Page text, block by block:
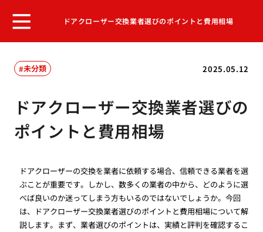
ドアクローザー交換業者選びのポイントと費用相場
2025.05.12
未分類
ドアクローザー交換業者選びの
ポイントと費用相場
ドアクローザーの交換を業者に依頼する場合、信頼できる業者を選
ぶことが重要です。しかし、数多くの業者の中から、どのように選
べば良いのか迷ってしまう方もいるのではないでしょうか。今回
は、ドアクローザー交換業者選びのポイントと費用相場について解
説します。まず、業者選びのポイントは、実績と評判を確認するこ